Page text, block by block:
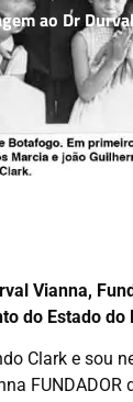
ao Dr Durval
Vianna,
do Estado do
Clark e sou